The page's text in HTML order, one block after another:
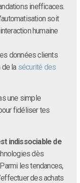
inefficaces.
soit
humaine
données clients
la sécurité des
une simple
fidéliser tes
indissociable de
dès
les tendances,
des achats